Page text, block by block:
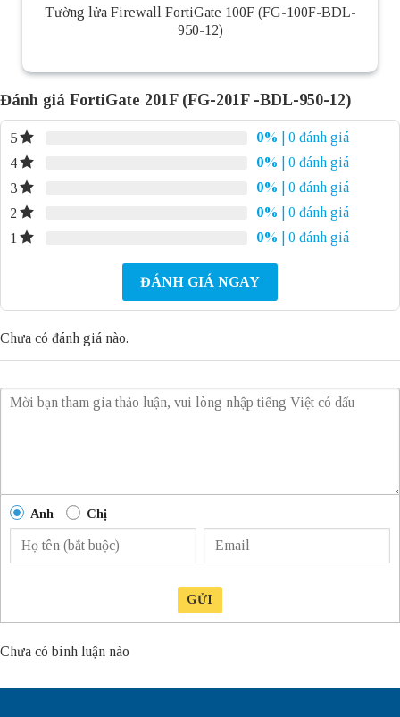
Tường lửa Firewall FortiGate 100F (FG-100F-BDL-
950-12)
Đánh giá FortiGate 201F (FG-201F -BDL-950-12)
5 0%
| 0 đánh giá
4
0%
| 0 đánh giá
3
0%
| 0 đánh giá
2
0%
| 0 đánh giá
1
0% | 0 đánh giá
ĐÁNH GIÁ NGAY
Chưa có đánh giá nào.
Anh Chị
GỬI
Chưa có bình luận nào